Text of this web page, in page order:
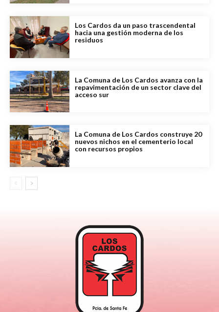
Los Cardos da un paso trascendental
hacia una gestión moderna de los
residuos
La Comuna de Los Cardos avanza con la
repavimentación de un sector clave del
acceso sur
La Comuna de Los Cardos construye 20
nuevos nichos en el cementerio local
con recursos propios